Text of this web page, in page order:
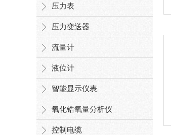
硅橡胶电缆
补偿导线
伴热电缆
无纸记录仪
压力表
压力变送器
流量计
液位计
智能显示仪表
氧化锆氧量分析仪
控制电缆